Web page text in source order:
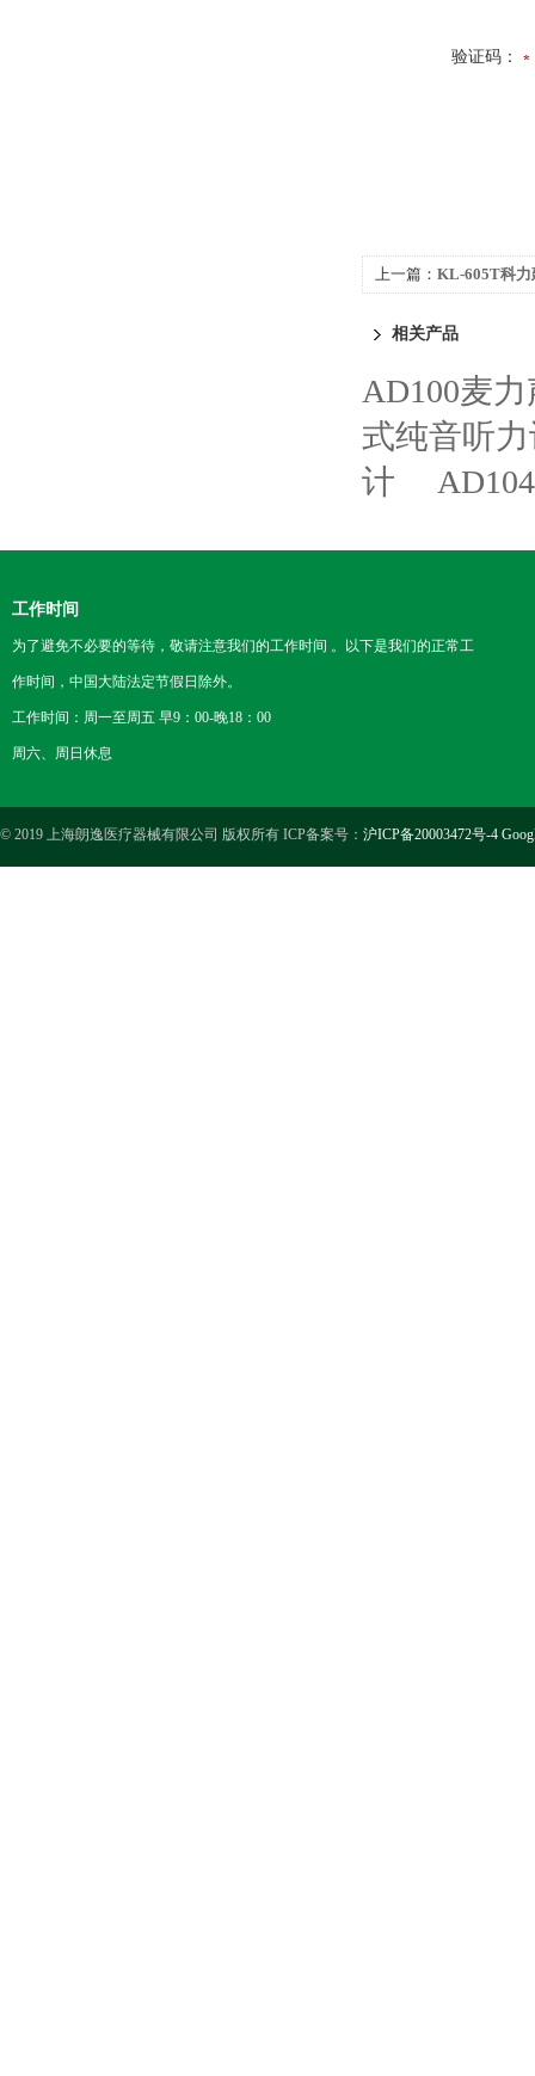
验证码：
上一篇： KL-605T科力
相关产品
AD100麦
式纯音听
计
工作时间
为了避免不必要的等待，敬请注意我们的工作时间 。以下是我们的正常工
作时间，中国大陆法定节假日除外。
工作时间：周一至周五 早9：00-晚18：00
周六、周日休息
© 2019 上海朗逸医疗器械有限公司 版权所有 ICP备案号： 沪ICP备20003472号-4